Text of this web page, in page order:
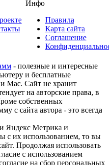
Инфо
Правила
Карта сайта
Соглашение
- полезные и интересные
и бесплатные
Mac. Сайт не хранит
на авторские права, в
собственных
с сайта автора - это всегда
Яндекс Метрика и
с их использованием, то вы
Продолжая использовать
с использованием
на сбор персональных